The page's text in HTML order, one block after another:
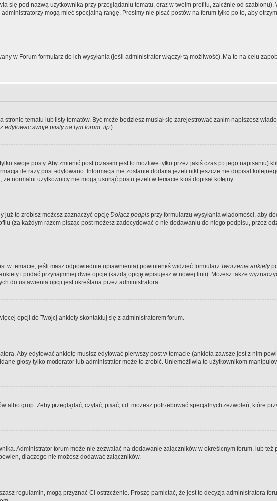
się pod nazwą użytkownika przy przeglądaniu tematu, oraz w twoim profilu, zależnie od szablonu).
mogą mieć specjalną rangę. Prosimy nie pisać postów na forum tylko po to, aby
w Forum formularz do ich wysyłania (jeśli administrator włączył tą możliwość). Ma to na celu
tematu lub listy tematów. Być może będziesz musiał się zarejestrować zanim napiszesz
edytować swoje posty na tym forum, itp.).
swoje posty. Aby zmienić post (czasem jest to możliwe tylko przez jakiś czas po jego napisaniu)
ile razy post edytowano. Informacja nie zostanie dodana jeżeli nikt jeszcze nie dopisał
normalni użytkownicy nie mogą usunąć postu jeżeli w temacie ktoś dopisał kolejny.
już to zrobisz możesz zaznaczyć opcję Dołącz podpis przy formularzu wysyłania wiadomości, aby
(za każdym razem pisząc post możesz zadecydować o nie dodawaniu do niego podpisu, przez
w temacie, jeśli masz odpowiednie uprawnienia) powinieneś widzieć formularz Tworzenie ankiety
i podać przynajmniej dwie opcje (każdą opcję wpisujesz w nowej linii). Możesz także
do ustawienia opcji jest określana przez administratora.
opcji do Twojej ankiety skontaktuj się z administratorem forum.
Aby edytować ankietę musisz edytować pierwszy post w temacie (ankieta zawsze jest z nim
głosy tylko moderator lub administrator może to zrobić. Uniemożliwia to użytkownikom
albo grup. Żeby przeglądać, czytać, pisać, itd. możesz potrzebować specjalnych zezwoleń, które
Administrator forum może nie zezwalać na dodawanie załączników w określonym forum, lub
dlaczego nie możesz dodawać załączników.
regulamin, mogą przyznać Ci ostrzeżenie. Proszę pamiętać, że jest to decyzja administratora